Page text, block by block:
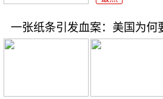
一张纸条引发血案：美国为何